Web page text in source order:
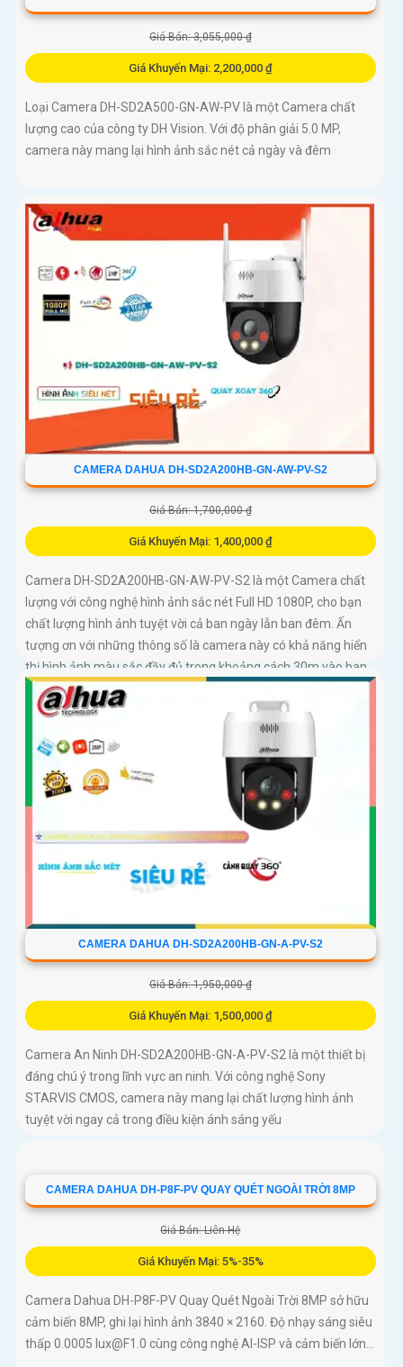
Giá Bán: 3,055,000 ₫
Giá Khuyến Mại: 2,200,000 ₫
Loại Camera DH-SD2A500-GN-AW-PV là một Camera chất
lượng cao của công ty DH Vision. Với độ phân giải 5.0 MP,
camera này mang lại hình ảnh sắc nét cả ngày và đêm
CAMERA DAHUA DH-SD2A200HB-GN-AW-PV-S2
Giá Bán: 1,700,000 ₫
Giá Khuyến Mại: 1,400,000 ₫
Camera DH-SD2A200HB-GN-AW-PV-S2 là một Camera chất
lượng với công nghệ hình ảnh sắc nét Full HD 1080P, cho bạn
chất lượng hình ảnh tuyệt vời cả ban ngày lẫn ban đêm. Ấn
tượng ơn với những thông số là camera này có khả năng hiển
thị hình ảnh màu sắc đầy đủ trong khoảng cách 30m vào ban
đêm
CAMERA DAHUA DH-SD2A200HB-GN-A-PV-S2
Giá Bán: 1,950,000 ₫
Giá Khuyến Mại: 1,500,000 ₫
Camera An Ninh DH-SD2A200HB-GN-A-PV-S2 là một thiết bị
đáng chú ý trong lĩnh vực an ninh. Với công nghệ Sony
STARVIS CMOS, camera này mang lại chất lượng hình ảnh
tuyệt vời ngay cả trong điều kiện ánh sáng yếu
CAMERA DAHUA DH-P8F-PV QUAY QUÉT NGOÀI TRỜI 8MP
Giá Bán: Liên Hệ
Giá Khuyến Mại: 5%-35%
Camera Dahua DH-P8F-PV Quay Quét Ngoài Trời 8MP sở hữu
cảm biến 8MP, ghi lại hình ảnh 3840 × 2160. Độ nhạy sáng siêu
thấp 0.0005 lux@F1.0 cùng công nghệ AI-ISP và cảm biến lớn...